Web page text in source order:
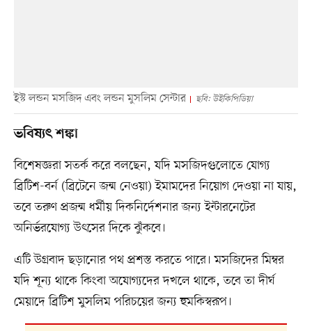
ইস্ট লন্ডন মসজিদ এবং লন্ডন মুসলিম সেন্টার ছবি: উইকিপিডিয়া
ভবিষ্যৎ শঙ্কা
বিশেষজ্ঞরা সতর্ক করে বলছেন, যদি মসজিদগুলোতে যোগ্য
ব্রিটিশ-বর্ন (ব্রিটেনে জন্ম নেওয়া) ইমামদের নিয়োগ দেওয়া না যায়,
তবে তরুণ প্রজন্ম ধর্মীয় দিকনির্দেশনার জন্য ইন্টারনেটের
অনির্ভরযোগ্য উৎসের দিকে ঝুঁকবে।
এটি উগ্রবাদ ছড়ানোর পথ প্রশস্ত করতে পারে। মসজিদের মিম্বর
যদি শূন্য থাকে কিংবা অযোগ্যদের দখলে থাকে, তবে তা দীর্ঘ
মেয়াদে ব্রিটিশ মুসলিম পরিচয়ের জন্য হুমকিস্বরূপ।